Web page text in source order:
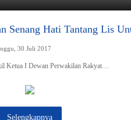
Senang Hati Tantang Lis
30 Juli 2017
Ketua I Dewan Perwakilan Rakyat…
Selengkapnya